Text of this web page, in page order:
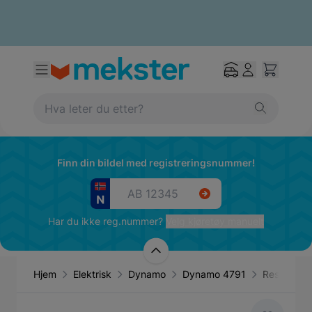
Finn din bildel med registreringsnummer!
Har du ikke reg.nummer?
Hjem Elektrisk Dynamo Dynamo 4791